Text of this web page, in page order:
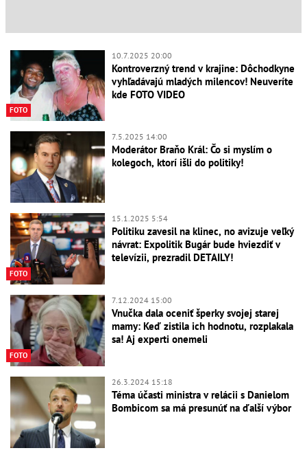
FOTO
10.7.2025 20:00
Kontroverzný trend v krajine: Dôchodkyne
vyhľadávajú mladých milencov! Neuveríte
kde FOTO VIDEO
7.5.2025 14:00
Moderátor Braňo Král: Čo si myslím o
kolegoch, ktorí išli do politiky!
FOTO
15.1.2025 5:54
Politiku zavesil na klinec, no avizuje veľký
návrat: Expolitik Bugár bude hviezdiť v
televízii, prezradil DETAILY!
FOTO
7.12.2024 15:00
Vnučka dala oceniť šperky svojej starej
mamy: Keď zistila ich hodnotu, rozplakala
sa! Aj experti onemeli
26.3.2024 15:18
Téma účasti ministra v relácii s Danielom
Bombicom sa má presunúť na ďalší výbor